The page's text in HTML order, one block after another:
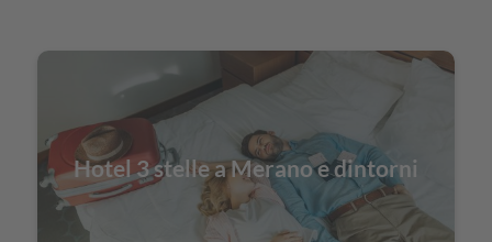
Hotel 3 stelle a Merano e dintorni